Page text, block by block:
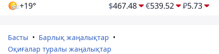
+19° $467.48 €539.52 ₽5.73
Басты
Барлық жаңалықтар
Оқиғалар туралы жаңалықтар